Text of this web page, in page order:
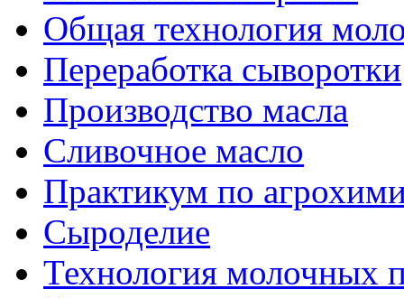
Общая технология
Переработка сыворотки
Производство масла
Сливочное масло
Практикум по
Сыроделие
Технология молочных